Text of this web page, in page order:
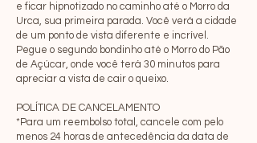
e ficar hipnotizado no caminho até o Morro da
Urca, sua primeira parada. Você verá a cidade
de um ponto de vista diferente e incrível.
Pegue o segundo bondinho até o Morro do Pão
de Açúcar, onde você terá 30 minutos para
apreciar a vista de cair o queixo.
POLÍTICA DE CANCELAMENTO
*Para um reembolso total, cancele com pelo
menos 24 horas de antecedência da data de